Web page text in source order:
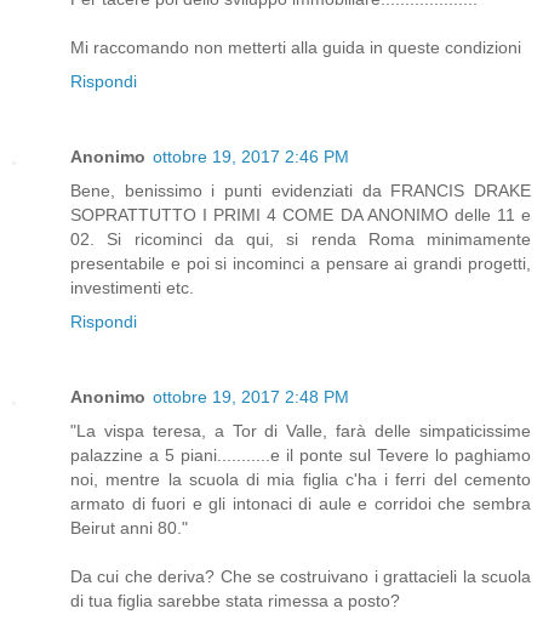
Mi raccomando non metterti alla guida in queste condizioni
Rispondi
Anonimo ottobre 19, 2017 2:46 PM
Bene, benissimo i punti evidenziati da FRANCIS DRAKE
SOPRATTUTTO I PRIMI 4 COME DA ANONIMO delle 11 e
02. Si ricominci da qui, si renda Roma minimamente
presentabile e poi si incominci a pensare ai grandi progetti,
investimenti etc.
Rispondi
Anonimo ottobre 19, 2017 2:48 PM
"La vispa teresa, a Tor di Valle, farà delle simpaticissime
palazzine a 5 piani...........e il ponte sul Tevere lo paghiamo
noi, mentre la scuola di mia figlia c'ha i ferri del cemento
armato di fuori e gli intonaci di aule e corridoi che sembra
Beirut anni 80."
Da cui che deriva? Che se costruivano i grattacieli la scuola
di tua figlia sarebbe stata rimessa a posto?